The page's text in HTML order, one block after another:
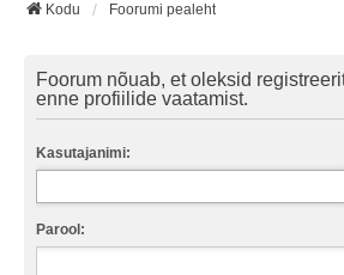
Kodu Foorumi pealeht
Foorum nõuab, et oleksid
enne profiilide vaatamist.
Kasutajanimi:
Parool: